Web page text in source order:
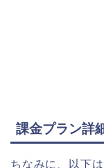
課金プラン詳
ちなみに、以下